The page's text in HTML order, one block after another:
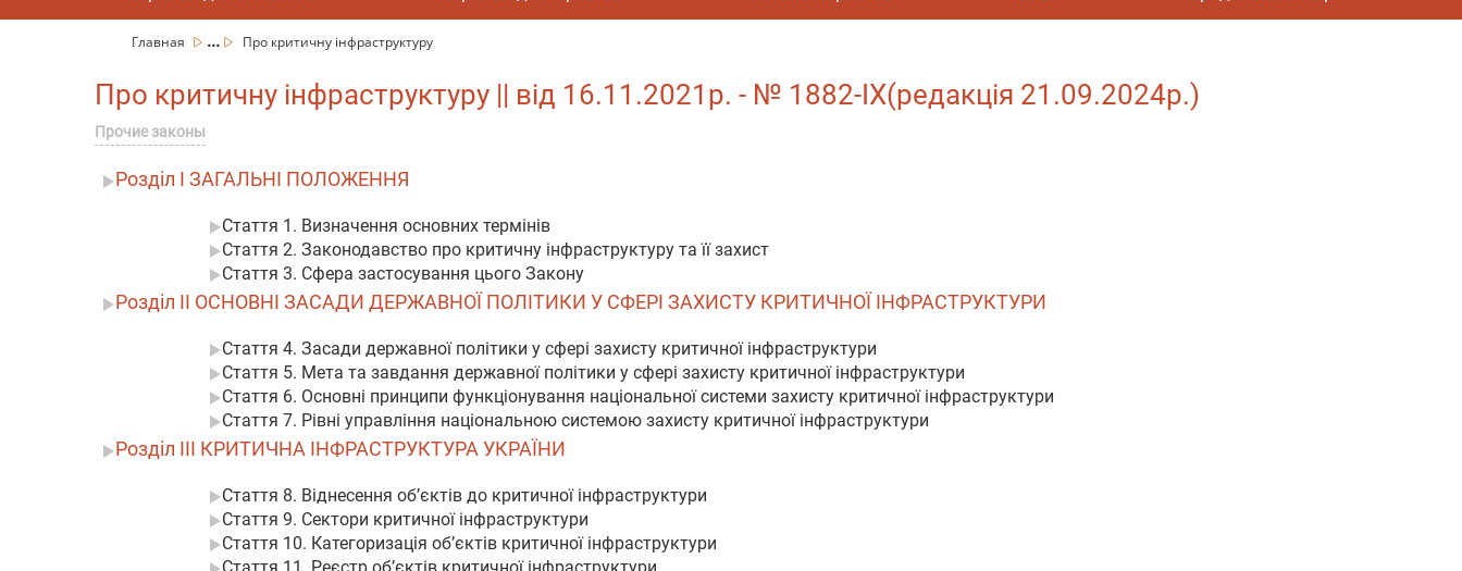
Главная ... Про критичну інфраструктуру
Про критичну інфраструктуру || від 16.11.2021р. - № 1882-IX(редакція 21.09.2024р.)
Прочие законы
Розділ I ЗАГАЛЬНІ ПОЛОЖЕННЯ
Стаття 1. Визначення основних термінів
Стаття 2. Законодавство про критичну інфраструктуру та її захист
Стаття 3. Сфера застосування цього Закону
Розділ II ОСНОВНІ ЗАСАДИ ДЕРЖАВНОЇ ПОЛІТИКИ У СФЕРІ ЗАХИСТУ КРИТИЧНОЇ ІНФРАСТРУКТУРИ
Стаття 4. Засади державної політики у сфері захисту критичної інфраструктури
Стаття 5. Мета та завдання державної політики у сфері захисту критичної інфраструктури
Стаття 6. Основні принципи функціонування національної системи захисту критичної інфраструктури
Стаття 7. Рівні управління національною системою захисту критичної інфраструктури
Розділ III КРИТИЧНА ІНФРАСТРУКТУРА УКРАЇНИ
Стаття 8. Віднесення об’єктів до критичної інфраструктури
Стаття 9. Сектори критичної інфраструктури
Стаття 10. Категоризація об’єктів критичної інфраструктури